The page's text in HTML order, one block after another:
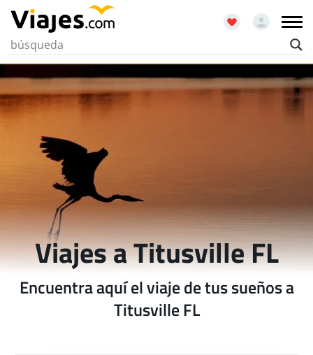
Viajes a Titusville FL
Encuentra aquí el viaje de tus sueños a
Titusville FL